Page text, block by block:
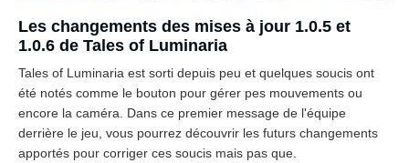
Les changements des mises à jour 1.0.5 et
1.0.6 de Tales of Luminaria
Tales of Luminaria est sorti depuis peu et quelques soucis ont
été notés comme le bouton pour gérer pes mouvements ou
encore la caméra. Dans ce premier message de l'équipe
derrière le jeu, vous pourrez découvrir les futurs changements
apportés pour corriger ces soucis mais pas que.